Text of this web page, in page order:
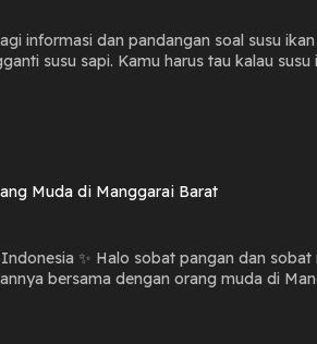
informasi dan pandangan soal susu
ekstrak ikan yang dibuat dengan
begitu? Dairipada penasaran, Teh Hanan dan
Yuk langsung tonton aja di Podcast Warung Terminal yang
Muda di Manggarai Barat
kali ini ada Kak Fitri yang
bersama dengan orang muda di
muda untuk dapat memberikan